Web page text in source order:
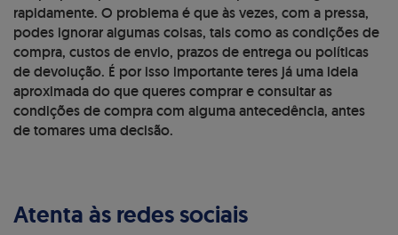
rapidamente. O problema é que às vezes, com a pressa,
podes ignorar algumas coisas, tais como as condições de
compra, custos de envio, prazos de entrega ou políticas
de devolução. É por isso importante teres já uma ideia
aproximada do que queres comprar e consultar as
condições de compra com alguma antecedência, antes
de tomares uma decisão.
Atenta às redes sociais